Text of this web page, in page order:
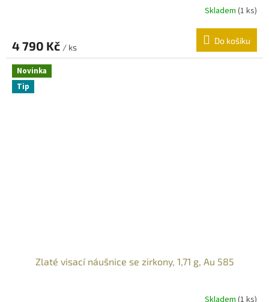
Skladem (1 ks)
4 790 Kč / ks
Do košíku
Novinka
Tip
Zlaté visací náušnice se zirkony, 1,71 g, Au 585
Skladem (1 ks)